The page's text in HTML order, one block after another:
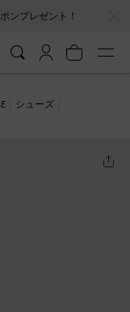
ンプレゼント！
シューズ